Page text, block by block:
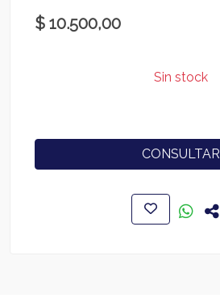
$ 10.500,00
Sin stock
CONSULTAR